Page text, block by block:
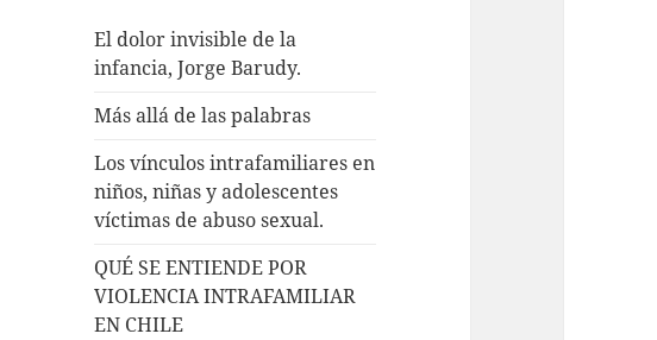
El dolor invisible de la
infancia, Jorge Barudy.
Más allá de las palabras
Los vínculos intrafamiliares en
niños, niñas y adolescentes
víctimas de abuso sexual.
QUÉ SE ENTIENDE POR
VIOLENCIA INTRAFAMILIAR
EN CHILE